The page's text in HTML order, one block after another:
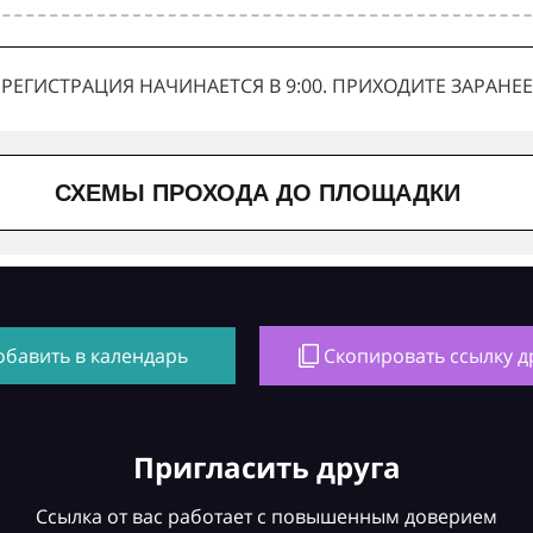
РЕГИСТРАЦИЯ НАЧИНАЕТСЯ В 9:00. ПРИХОДИТЕ ЗАРАНЕЕ
СХЕМЫ ПРОХОДА ДО ПЛОЩАДКИ
в календарь Скопировать ссылку
Пригласить друга
Ссылка от вас работает с повышенным доверием